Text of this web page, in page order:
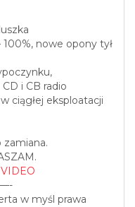
nowe opony tył
i CB radio
ciągłej eksploatacji
zamiana.
w myśl prawa